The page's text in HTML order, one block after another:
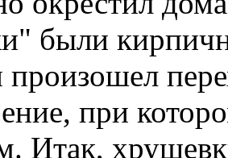
были
при
Итак,